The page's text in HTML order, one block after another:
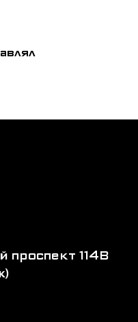
проспект 114В